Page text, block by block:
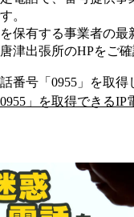
。
保有する事業者の最
津出張所のHPをご
番号「 0955 」を取得
0955 」を取得できるIP